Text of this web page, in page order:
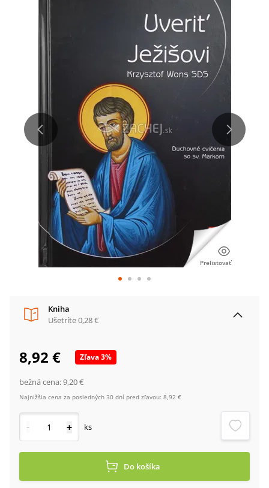
Prelistovať
Kniha
Ušetríte0,28 €
8,92 € Zľava3%
bežná cena:9,20 €
Najnižšia cena za posledných 30 dní pred zľavou: 8,92 €
- + ks
Do košíka